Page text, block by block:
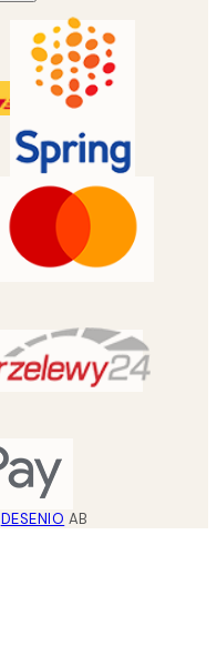
DESENIO AB